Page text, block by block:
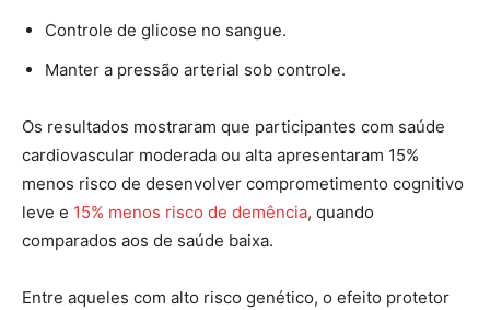
Controle de glicose no sangue.
Manter a pressão arterial sob controle.
Os resultados mostraram que participantes com saúde
cardiovascular moderada ou alta apresentaram 15%
menos risco de desenvolver comprometimento cognitivo
leve e 15% menos risco de demência, quando
comparados aos de saúde baixa.
Entre aqueles com alto risco genético, o efeito protetor